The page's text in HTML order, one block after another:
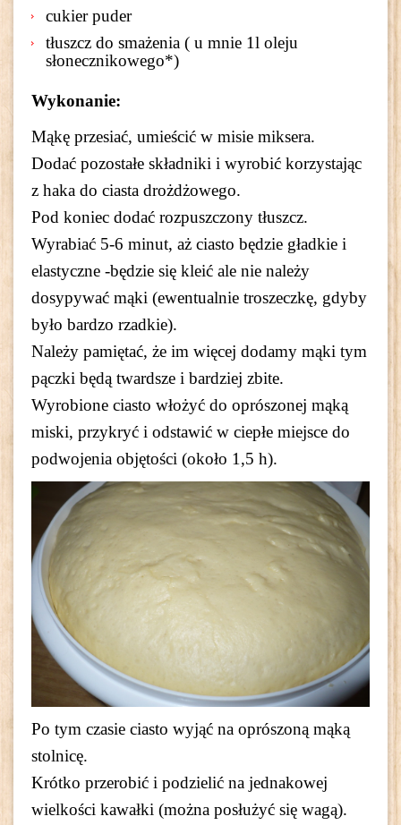
cukier puder
tłuszcz do smażenia ( u mnie 1l oleju
słonecznikowego*)
Wykonanie:
Mąkę przesiać, umieścić w misie miksera.
Dodać pozostałe składniki i wyrobić korzystając
z haka do ciasta drożdżowego.
Pod koniec dodać rozpuszczony tłuszcz.
Wyrabiać 5-6 minut, aż ciasto będzie gładkie i
elastyczne -będzie się kleić ale nie należy
dosypywać mąki (ewentualnie troszeczkę, gdyby
było bardzo rzadkie).
Należy pamiętać, że im więcej dodamy mąki tym
pączki będą twardsze i bardziej zbite.
Wyrobione ciasto włożyć do oprószonej mąką
miski, przykryć i odstawić w ciepłe miejsce do
podwojenia objętości (około 1,5 h).
Po tym czasie ciasto wyjąć na oprószoną mąką
stolnicę.
Krótko przerobić i podzielić na jednakowej
wielkości kawałki (można posłużyć się wagą).